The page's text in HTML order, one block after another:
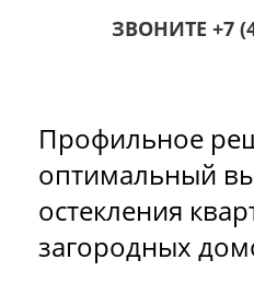
ЗВОНИТЕ +7
Профильное
оптимальный
остекления
загородных